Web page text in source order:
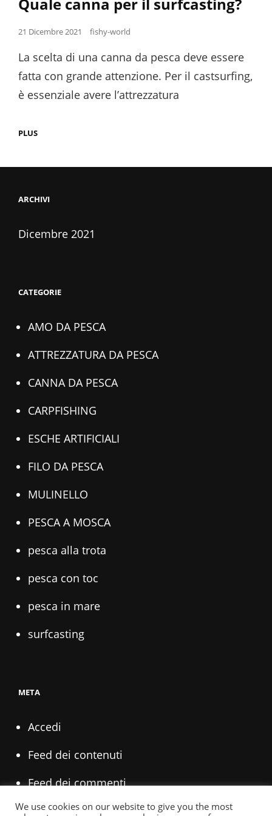
Posted
21 Dicembre 2021 fishy-world
La scelta di una canna da pesca deve essere
fatta con grande attenzione. Per il castsurfing,
è essenziale avere l’attrezzatura
PLUSQUALE
ARCHIVI
Dicembre 2021
CATEGORIE
AMO DA PESCA
ATTREZZATURA DA PESCA
CANNA DA PESCA
CARPFISHING
ESCHE ARTIFICIALI
FILO DA PESCA
MULINELLO
PESCA A MOSCA
pesca alla trota
pesca con toc
pesca in mare
surfcasting
META
Accedi
Feed dei contenuti
Feed dei commenti
WordPress.org
We use cookies on our website to give you the most